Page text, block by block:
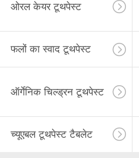
ओरल केयर टूथपेस्ट
फलों का स्वाद टूथपेस्ट
ऑर्गेनिक चिल्ड्रन टूथपेस्ट
च्यूएबल टूथपेस्ट टैबलेट